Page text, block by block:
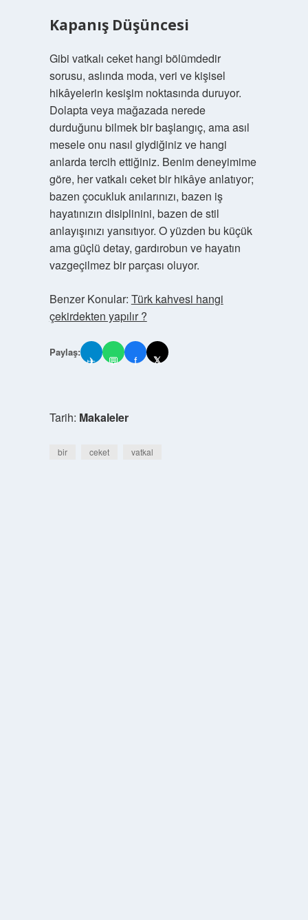
Kapanış Düşüncesi
Gibi vatkalı ceket hangi bölümdedir
sorusu, aslında moda, veri ve kişisel
hikâyelerin kesişim noktasında duruyor.
Dolapta veya mağazada nerede
durduğunu bilmek bir başlangıç, ama asıl
mesele onu nasıl giydiğiniz ve hangi
anlarda tercih ettiğiniz. Benim deneyimime
göre, her vatkalı ceket bir hikâye anlatıyor;
bazen çocukluk anılarınızı, bazen iş
hayatınızın disiplinini, bazen de stil
anlayışınızı yansıtıyor. O yüzden bu küçük
ama güçlü detay, gardırobun ve hayatın
vazgeçilmez bir parçası oluyor.
Benzer Konular: Türk kahvesi hangi
çekirdekten yapılır ?
Paylaş:
✈ 💬 f 𝕏
Tarih: Makaleler
bir ceket vatkal